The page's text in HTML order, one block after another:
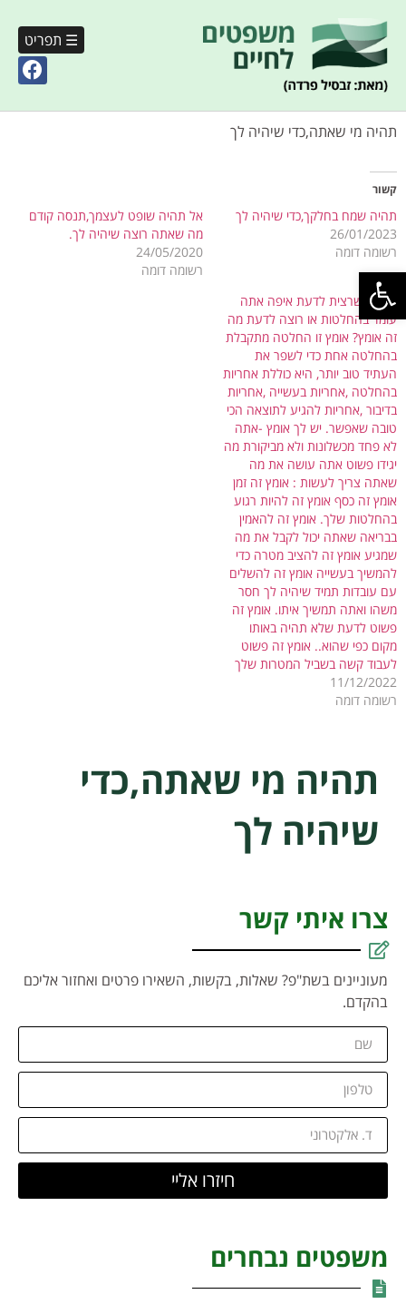
פתח סרגל נגישות
☰ תפריט
תהיה מי שאתה,כדי שיהיה לך
קשור
תהיה שמח בחלקך,כדי שיהיה לך
26/01/2023
רשומה דומה
אל תהיה שופט לעצמך,תנסה קודם
מה שאתה רוצה שיהיה לך.
24/05/2020
רשומה דומה
כל מה שרצית לדעת איפה אתה
עומד בהחלטות או רוצה לדעת מה
זה אומץ? אומץ זו החלטה מתקבלת
בהחלטה אחת כדי לשפר את
העתיד טוב יותר, היא כוללת אחריות
בהחלטה ,אחריות בעשייה ,אחריות
בדיבור ,אחריות להגיע לתוצאה הכי
טובה שאפשר. יש לך אומץ -אתה
לא פחד מכשלונות ולא מביקורת מה
יגידו פשוט אתה עושה את מה
שאתה צריך לעשות : אומץ זה זמן
אומץ זה כסף אומץ זה להיות רגוע
בהחלטות שלך. אומץ זה להאמין
בבריאה שאתה יכול לקבל את מה
שמגיע אומץ זה להציב מטרה כדי
להמשיך בעשייה אומץ זה להשלים
עם עובדות תמיד שיהיה לך חסר
משהו ואתה תמשיך איתו. אומץ זה
פשוט לדעת שלא תהיה באותו
מקום כפי שהוא.. אומץ זה פשוט
לעבוד קשה בשביל המטרות שלך
11/12/2022
רשומה דומה
תהיה מי שאתה,כדי
שיהיה לך
צרו איתי קשר
מעוניינים בשת"פ? שאלות, בקשות, השאירו פרטים ואחזור אליכם
בהקדם.
חיזרו אליי
משפטים נבחרים